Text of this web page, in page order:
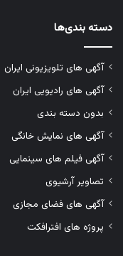
دسته بندی‌ها
آگهی های تلویزیونی ایران
آگهی های رادیویی ایران
بدون دسته بندی
آگهی های نمایش خانگی
آگهی فیلم های سینمایی
تصاویر آرشیوی
آگهی های فضای مجازی
پروژه های افترافکت